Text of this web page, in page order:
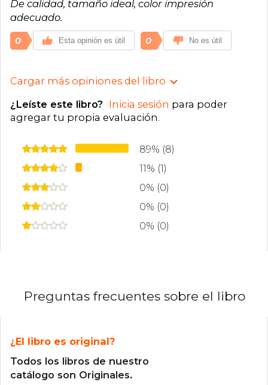
De calidad, tamaño ideal, color impresión
adecuado.
0 Esta opinión es útil 0 No es útil
Cargar más opiniones del libro
¿Leíste este libro? Inicia sesión para poder
agregar tu propia evaluación.
89% (8)
11% (1)
0% (0)
0% (0)
0% (0)
Preguntas frecuentes sobre el libro
¿El libro es original?
Todos los libros de nuestro
catálogo son Originales.